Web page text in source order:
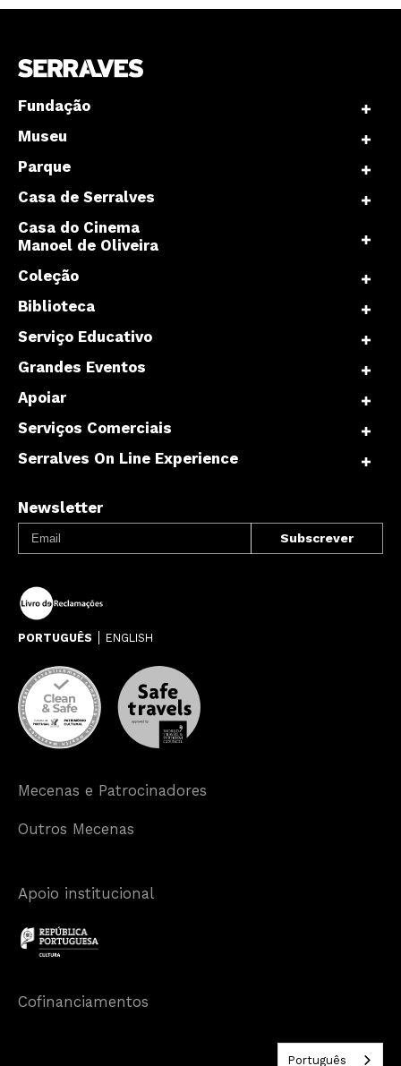
Fundação
Museu
Parque
Casa de Serralves
Casa do Cinema
Manoel de Oliveira
Coleção
Biblioteca
Serviço Educativo
Grandes Eventos
Apoiar
Serviços Comerciais
Serralves On Line Experience
Newsletter
PORTUGUÊS ENGLISH
Mecenas e Patrocinadores
Outros Mecenas
Apoio institucional
Cofinanciamentos
Português